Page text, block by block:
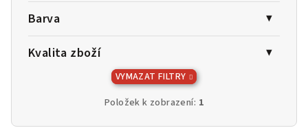
Barva
Kvalita zboží
VYMAZAT FILTRY
Položek k zobrazení: 1